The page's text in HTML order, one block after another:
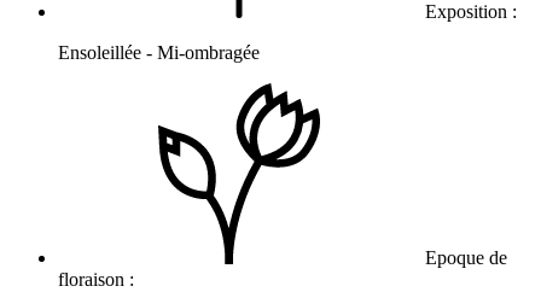
Exposition :
Ensoleillée - Mi-ombragée
Epoque de
floraison :